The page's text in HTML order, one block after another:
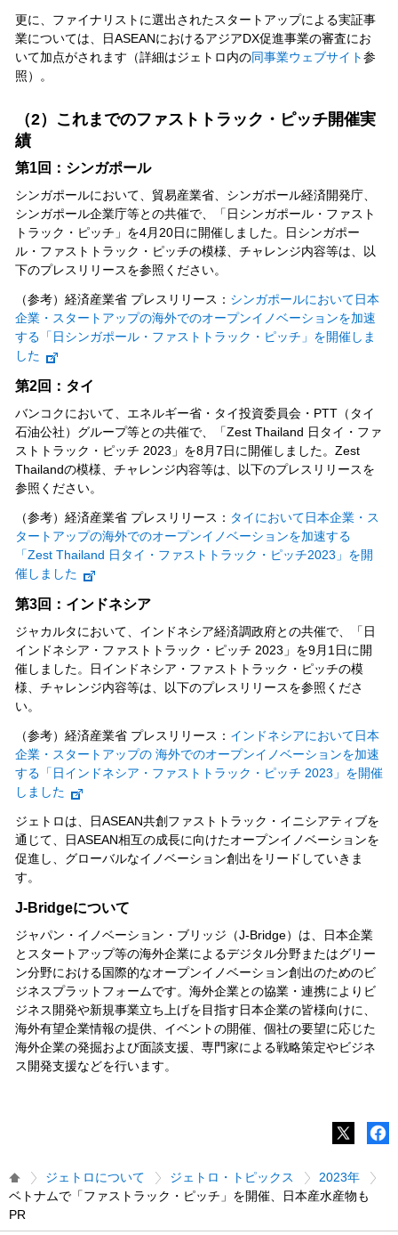
更に、ファイナリストに選出されたスタートアップによる実証事
業については、日ASEANにおけるアジアDX促進事業の審査にお
いて加点がされます（詳細はジェトロ内の同事業ウェブサイト参
照）。
（2）これまでのファストトラック・ピッチ開催実
績
第1回：シンガポール
シンガポールにおいて、貿易産業省、シンガポール経済開発庁、
シンガポール企業庁等との共催で、「日シンガポール・ファスト
トラック・ピッチ」を4月20日に開催しました。日シンガポー
ル・ファストトラック・ピッチの模様、チャレンジ内容等は、以
下のプレスリリースを参照ください。
（参考）経済産業省 プレスリリース： シンガポールにおいて日本
企業・スタートアップの海外でのオープンイノベーションを加速
する「日シンガポール・ファストトラック・ピッチ」を開催しま
した
第2回：タイ
バンコクにおいて、エネルギー省・タイ投資委員会・PTT（タイ
石油公社）グループ等との共催で、「Zest Thailand 日タイ・ファ
ストトラック・ピッチ 2023」を8月7日に開催しました。Zest
Thailandの模様、チャレンジ内容等は、以下のプレスリリースを
参照ください。
（参考）経済産業省 プレスリリース： タイにおいて日本企業・ス
タートアップの海外でのオープンイノベーションを加速する
「Zest Thailand 日タイ・ファストトラック・ピッチ2023」を開
催しました
第3回：インドネシア
ジャカルタにおいて、インドネシア経済調政府との共催で、「日
インドネシア・ファストトラック・ピッチ 2023」を9月1日に開
催しました。日インドネシア・ファストトラック・ピッチの模
様、チャレンジ内容等は、以下のプレスリリースを参照くださ
い。
（参考）経済産業省 プレスリリース： インドネシアにおいて日本
企業・スタートアップの 海外でのオープンイノベーションを加速
する「日インドネシア・ファストトラック・ピッチ 2023」を開催
しました
ジェトロは、日ASEAN共創ファストトラック・イニシアティブを
通じて、日ASEAN相互の成長に向けたオープンイノベーションを
促進し、グローバルなイノベーション創出をリードしていきま
す。
J-Bridgeについて
ジャパン・イノベーション・ブリッジ（J-Bridge）は、日本企業
とスタートアップ等の海外企業によるデジタル分野またはグリー
ン分野における国際的なオープンイノベーション創出のためのビ
ジネスプラットフォームです。海外企業との協業・連携によりビ
ジネス開発や新規事業立ち上げを目指す日本企業の皆様向けに、
海外有望企業情報の提供、イベントの開催、個社の要望に応じた
海外企業の発掘および面談支援、専門家による戦略策定やビジネ
ス開発支援などを行います。
ジェトロについて ジェトロ・トピックス
2023年
ベトナムで「ファストラック・ピッチ」を開催、日本産水産物も
PR